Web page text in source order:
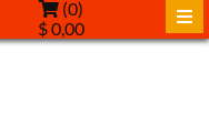
(0)
$ 0,00